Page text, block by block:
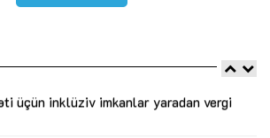
üçün inklüziv imkanlar yaradan vergi